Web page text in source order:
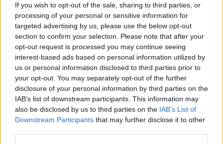
If you wish to opt-out of the sale, sharing to third parties, or
processing of your personal or sensitive information for
targeted advertising by us, please use the below opt-out
section to confirm your selection. Please note that after your
opt-out request is processed you may continue seeing
interest-based ads based on personal information utilized by
us or personal information disclosed to third parties prior to
your opt-out. You may separately opt-out of the further
disclosure of your personal information by third parties on the
IAB’s list of downstream participants. This information may
also be disclosed by us to third parties on the IAB’s List of
Downstream Participants that may further disclose it to other
korty kellős közepén, de érdemes volt várni a
következővel. Sajnos az ennél komolyabb érlelés…